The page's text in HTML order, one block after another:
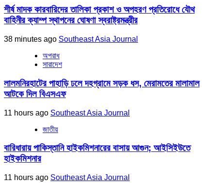
শীর্ষ মাদক কারবারিদের তালিকা প্রকাশ ও অপহরণ প্রতিরোধে যৌথ
বাহিনীর ক্যাম্প স্থাপনের ঘোষণা স্বরাষ্ট্রমন্ত্রীর
38 minutes ago Southeast Asia Journal
অপরাধ
সারাদেশ
লালমনিরহাটের পাহাড়ি ঢলে দহগ্রামে সড়ক ধস, মেরামতের মালামাল
আটকে দিল বিএসএফ
11 hours ago Southeast Asia Journal
জাতীয়
বারিধারায় পাকিস্তানি হাইকমিশনারের বাসায় আগুন; আইসিইউতে
হাইকমিশনার
11 hours ago Southeast Asia Journal